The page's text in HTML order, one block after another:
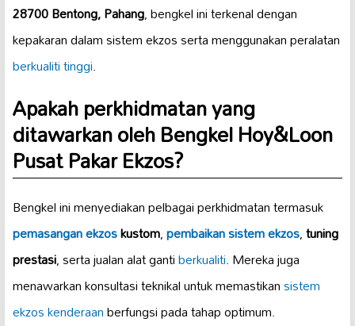
28700 Bentong, Pahang, bengkel ini terkenal dengan
kepakaran dalam sistem ekzos serta menggunakan peralatan
berkualiti tinggi.
Apakah perkhidmatan yang
ditawarkan oleh Bengkel Hoy&Loon
Pusat Pakar Ekzos?
Bengkel ini menyediakan pelbagai perkhidmatan termasuk
pemasangan ekzoskustom,pembaikan sistem ekzos,tuning
prestasi, serta jualan alat gantiberkualiti. Mereka juga
menawarkan konsultasi teknikal untuk memastikansistem
ekzos kenderaanberfungsi pada tahap optimum.